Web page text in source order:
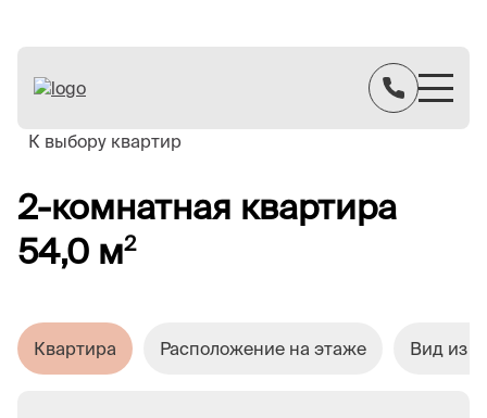
К выбору квартир
2-комнатная квартира
54,0 м2
Квартира Расположение на этаже Вид из